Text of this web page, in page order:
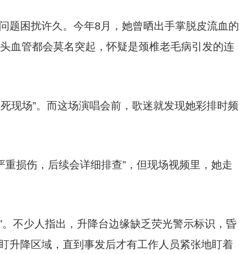
题困扰许久。今年8月，她曾晒出手掌脱皮流血的
血管都会莫名突起，怀疑是颈椎老毛病引发的连
现场”。而这场演唱会前，歌迷就发现她彩排时频
损伤，后续会详细排查”，但现场视频里，她走
不少人指出，升降台边缘缺乏荧光警示标识，昏
升降区域，直到事发后才有工作人员紧张地盯着